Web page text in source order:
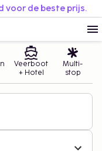
voor de beste prijs.
Veerboot
+ Hotel
Multi-
stop